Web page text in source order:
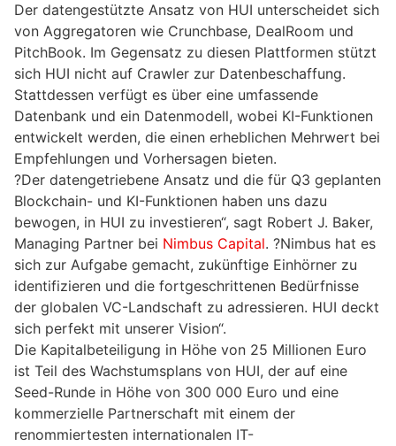
Der datengestützte Ansatz von HUI unterscheidet sich
von Aggregatoren wie Crunchbase, DealRoom und
PitchBook. Im Gegensatz zu diesen Plattformen stützt
sich HUI nicht auf Crawler zur Datenbeschaffung.
Stattdessen verfügt es über eine umfassende
Datenbank und ein Datenmodell, wobei KI-Funktionen
entwickelt werden, die einen erheblichen Mehrwert bei
Empfehlungen und Vorhersagen bieten.
?Der datengetriebene Ansatz und die für Q3 geplanten
Blockchain- und KI-Funktionen haben uns dazu
bewogen, in HUI zu investieren“, sagt Robert J. Baker,
Managing Partner bei Nimbus Capital. ?Nimbus hat es
sich zur Aufgabe gemacht, zukünftige Einhörner zu
identifizieren und die fortgeschrittenen Bedürfnisse
der globalen VC-Landschaft zu adressieren. HUI deckt
sich perfekt mit unserer Vision“.
Die Kapitalbeteiligung in Höhe von 25 Millionen Euro
ist Teil des Wachstumsplans von HUI, der auf eine
Seed-Runde in Höhe von 300 000 Euro und eine
kommerzielle Partnerschaft mit einem der
renommiertesten internationalen IT-